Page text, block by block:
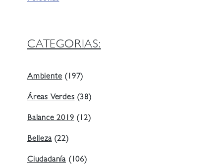
CATEGORIAS:
Ambiente(197)
Áreas Verdes(38)
Balance 2019(12)
Belleza(22)
Ciudadanía (106)